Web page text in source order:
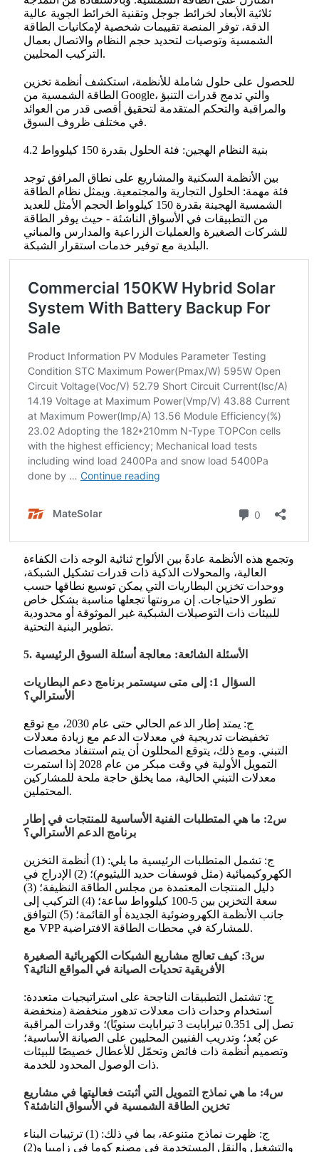
ثلاثية الأبعاد لخرائط جوجل وتقنية الخرائط الجوية عالية
الدقة، توفر المنصة تقييمات شخصية لإمكانيات الطاقة
الشمسية وتوصيات لتحديد حجم النظام والاتصال بعمال
التركيب المحليين.
للحصول على حلول شاملة للأنظمة، استكشف أنظمة تخزين
الطاقة الشمسية من Google، والتي تدمج قدرات التنبؤ
والمراقبة والتحكم المتقدمة لتحقيق أقصى قدر من العوائد
في مختلف ظروف السوق.
4.2 بنية النظام الهجين: فئة الحلول بقدرة 150 كيلوواط
بين الأنظمة السكنية والمشاريع على نطاق المرافق توجد
فئة مهمة: الحلول التجارية والمجتمعية. ويمثل نظام الطاقة
الشمسية الهجينة بقدرة 150 كيلوواط الحجم الأمثل للعديد
من التطبيقات في الأسواق الناشئة - حيث يوفر الطاقة
للشركات الصغيرة والعمليات الزراعية والمدارس والمباني
البلدية مع توفير خدمات استقرار الشبكة.
وتجمع هذه الأنظمة عادةً بين الألواح ثنائية الوجه ذات الكفاءة
العالية، والمحولات الذكية ذات قدرات تشكيل الشبكة،
ووحدات تخزين البطاريات التي يمكن توسيع نطاقها حسب
تطور الاحتياجات. إن مرونتها تجعلها مناسبة بشكل خاص
للبيئات ذات التوصيلات الشبكية غير الموثوقة أو محدودية
تطوير البنية التحتية.
5. الأسئلة الشائعة: معالجة أسئلة السوق الرئيسية
السؤال 1: إلى متى سيستمر برنامج دعم البطاريات
الأسترالي؟
ج: يمتد إطار الدعم الحالي حتى عام 2030، مع توقع
تخفيضات تدريجية في معدلات الدعم مع زيادة معدلات
التبني. ومع ذلك، يتوقع المحللون أن يتم استنفاد مخصصات
التمويل الأولية في وقت مبكر من عام 2028 إذا استمرت
معدلات التبني الحالية، مما يخلق حاجة ملحة للمشاركين
المحتملين.
س2: ما هي المتطلبات الفنية الأساسية للمنتجات في إطار
برنامج الدعم الأسترالي؟
ج: تشمل المتطلبات الرئيسية ما يلي: (1) أنظمة التخزين
الكهروكيميائية (مثل فوسفات حديد الليثيوم)؛ (2) الإدراج في
دليل المنتجات المعتمدة من مجلس الطاقة النظيفة؛ (3)
سعة التخزين بين 5-100 كيلوواط ساعة؛ (4) التركيب إلى
جانب الأنظمة الكهروضوئية الجديدة أو القائمة؛ (5) التوافق
مع VPP للمشاركة في محطات الطاقة الافتراضية.
س3: كيف تعالج مشاريع الشبكات الكهربائية الصغيرة
الأفريقية تحديات الصيانة في المواقع النائية؟
ج: تشتمل التطبيقات الناجحة على استراتيجيات متعددة:
استخدام وحدات ذات معدلات تدهور منخفضة (منخفضة
تصل إلى 0.351 تيرابايت 3 تيرابايت سنويًا)؛ وقدرات المراقبة
عن بُعد؛ وتدريب الفنيين المحليين على الصيانة الأساسية؛
وتصميم أنظمة ذات فائض وتحمّل للأعطال خصيصًا للبيئات
ذات الوصول المحدود للخدمة.
س4: ما هي نماذج التمويل التي أثبتت فعاليتها في مشاريع
تخزين الطاقة الشمسية في الأسواق الناشئة؟
ج: ظهرت نماذج متنوعة، بما في ذلك: (1) ترتيبات البناء
والتشغيل والنقل المستخدمة في مصنع كوما في زامبيا
و(2)